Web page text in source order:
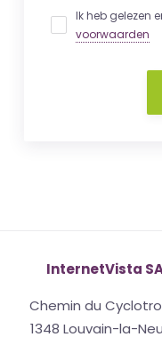
Ik heb gelezen
voorwaarden
InternetVista
Chemin du
1348 Louvain-la-